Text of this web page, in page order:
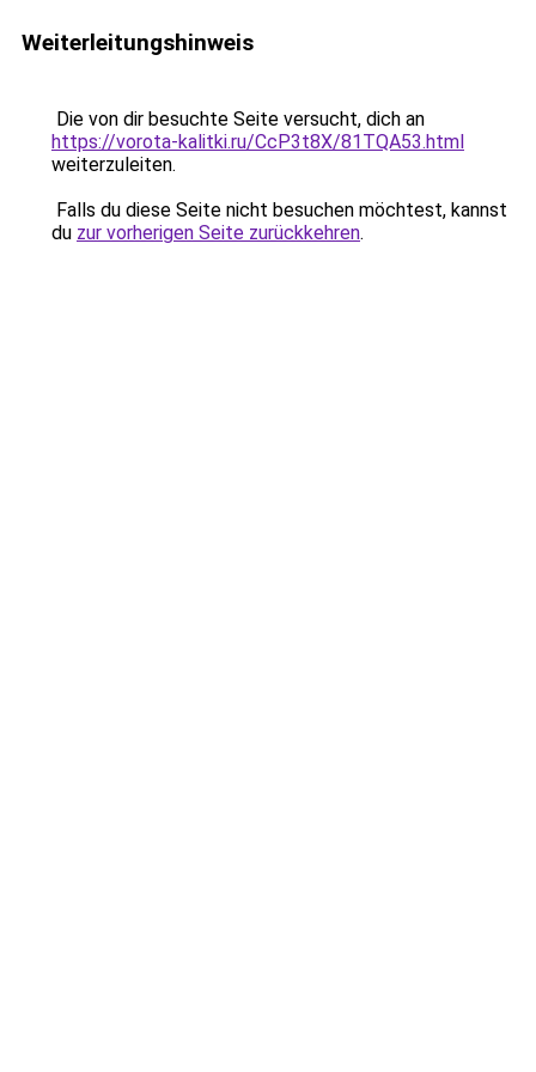
Weiterleitungshinweis
Die von dir besuchte Seite versucht, dich an
https://vorota-kalitki.ru/CcP3t8X/81TQA53.html
weiterzuleiten.
Falls du diese Seite nicht besuchen möchtest, kannst
du zur vorherigen Seite zurückkehren.